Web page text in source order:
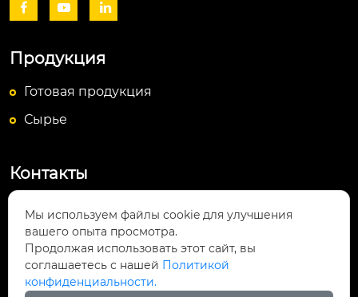
  
Продукция
Готовая продукция
Сырье
Контакты

Посёлок Байюньшань, уезд Чаншунь,
провинция Гуйчжоу
info@lightsunfrp.com
Мы используем файлы cookie для улучшения
вашего опыта просмотра.
Продолжая использовать этот сайт, вы
соглашаетесь с нашей Политикой
конфиденциальности.